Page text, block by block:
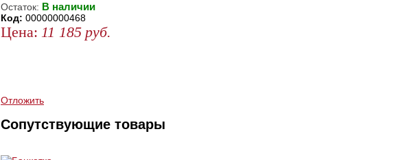
Остаток: В наличии
Код: 00000000468
Цена: 11 185 руб.
Отложить
Сопутствующие товары